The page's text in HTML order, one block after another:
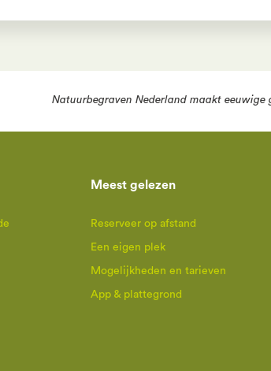
Natuurbegraven Nederland maakt eeuwige
Meest gelezen
Reserveer op afstand
Een eigen plek
Mogelijkheden en tarieven
App & plattegrond